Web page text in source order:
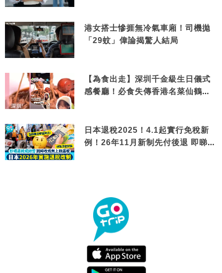
港女搭士慘捱無冷氣車廂！司機拋
「29蚊」偉論揭驚人結局
【為食出走】深圳千金級生日儀式
感餐廳！必食失傳香港名菜仙鶴神
日本退稅2025！4.1起實行免稅新
例！26年11月新制先付後退 即睇步